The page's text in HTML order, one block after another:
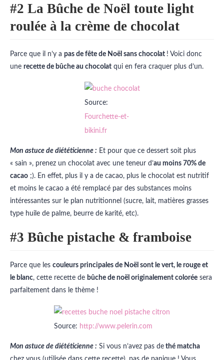
#2 La Bûche de Noël toute light
roulée à la crème de chocolat
Parce que il n’y a pas de fête de Noël sans chocolat ! Voici donc
une recette de bûche au chocolat qui en fera craquer plus d’un.
Source:
Fourchette-et-
bikini.fr
Mon astuce de diététicienne : Et pour que ce dessert soit plus
« sain », prenez un chocolat avec une teneur d’au moins 70% de
cacao ;). En effet, plus il y a de cacao, plus le chocolat est nutritif
et moins le cacao a été remplacé par des substances moins
intéressantes sur le plan nutritionnel (sucre, lait, matières grasses
type huile de palme, beurre de karité, etc).
#3 Bûche pistache & framboise
Parce que les couleurs principales de Noël sont le vert, le rouge et
le blanc, cette recette de bûche de noël originalement colorée sera
parfaitement dans le thème !
Source: http://www.pelerin.com
Mon astuce de diététicienne : Si vous n’avez pas de thé matcha